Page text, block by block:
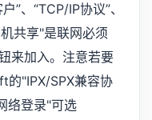
”、“TCP/IP协议”、
共享"是联网必须
来加入。注意若要
的"IPX/SPX兼容协
络登录"可选